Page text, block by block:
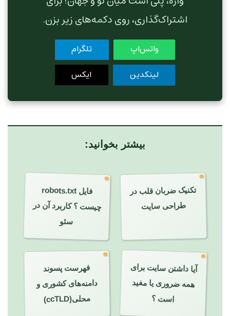
اشتراک‌گذاری، روی دکمه‌های زیر بزن.
واتس‌اپ
تلگرام
لینکدین
ایکس
بیشتر بخوانید:
تکنیک ضربان قلب در
طراحی سایت
فایل
robots.txt
چیست ؟ کاربرد آن در
سئو
آیا داشتن سایت برای
همه ضروری یا مفید
است ؟
فهرست پسوند
دامنه‌های کشوری و
محلی(ccTLD)